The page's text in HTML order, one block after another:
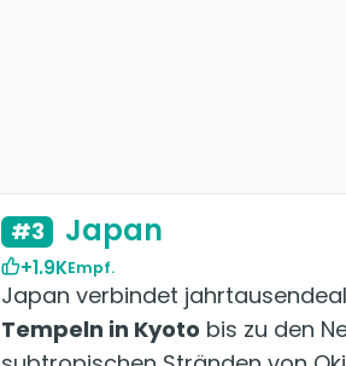
#3 Japan
+1.9KEmpf.
Japan verbindet
Tempeln in Kyoto bis zu den